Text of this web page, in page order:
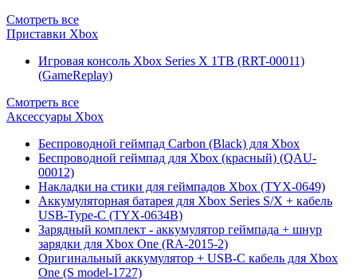
Смотреть все
Приставки Xbox
Игровая консоль Xbox Series X 1TB (RRT-00011)
(GameReplay)
Смотреть все
Аксессуары Xbox
Беспроводной геймпад Carbon (Black) для Xbox
Беспроводной геймпад для Xbox (красный) (QAU-
00012)
Накладки на стики для геймпадов Xbox (TYX-0649)
Аккумуляторная батарея для Xbox Series S/X + кабель
USB-Type-C (TYX-0634B)
Зарядный комплект - аккумулятор геймпада + шнур
зарядки для Xbox One (RA-2015-2)
Оригинальный аккумулятор + USB-C кабель для Xbox
One (S model-1727)